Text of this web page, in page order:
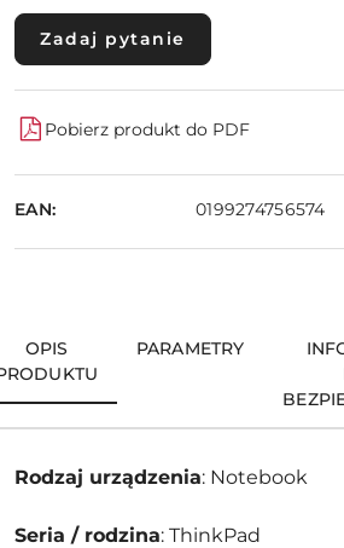
Zadaj pytanie
Pobierz produkt do PDF
EAN: 0199274756574
OPIS
PARAMETRY
Rodzaj urządzenia: Notebook
Seria / rodzina: ThinkPad